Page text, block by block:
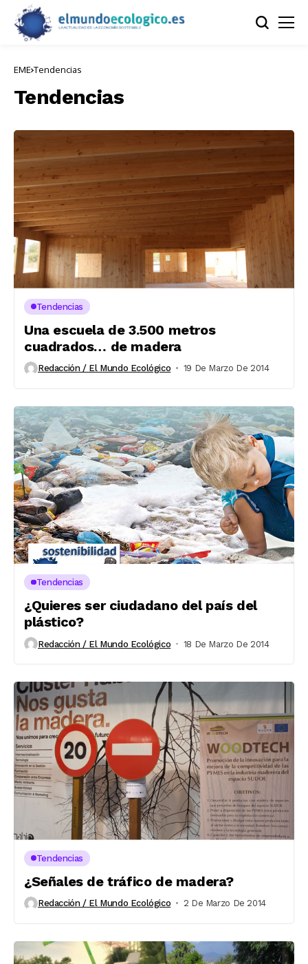
EME Tendencias
Tendencias
Tendencias
Una escuela de 3.500 metros
cuadrados… de madera
Redacción / El Mundo Ecológico 19 De Marzo De 2014
Tendencias
¿Quieres ser ciudadano del país del
plástico?
Redacción / El Mundo Ecológico 18 De Marzo De 2014
Tendencias
¿Señales de tráfico de madera?
Redacción / El Mundo Ecológico 2 De Marzo De 2014